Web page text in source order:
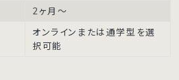
2ヶ月〜
オンラインまたは通学型を選
択可能